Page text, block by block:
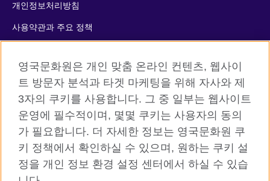
개인정보처리방침
사용약관과 주요 정책
사이트맵
© 2026 British Council
The United Kingdom’s international organisation for cultural
relations and educational opportunities. A registered charity:
209131 (England and Wales) SC037733 (Scotland)
영국문화원은 개인 맞춤 온라인 컨텐츠, 웹사이
트 방문자 분석과 타겟 마케팅을 위해 자사와 제
3자의 쿠키를 사용합니다. 그 중 일부는 웹사이트
운영에 필수적이며, 몇몇 쿠키는 사용자의 동의
가 필요합니다. 더 자세한 정보는 영국문화원 쿠
키 정책에서 확인하실 수 있으며, 원하는 쿠키 설
정을 개인 정보 환경 설정 센터에서 하실 수 있습